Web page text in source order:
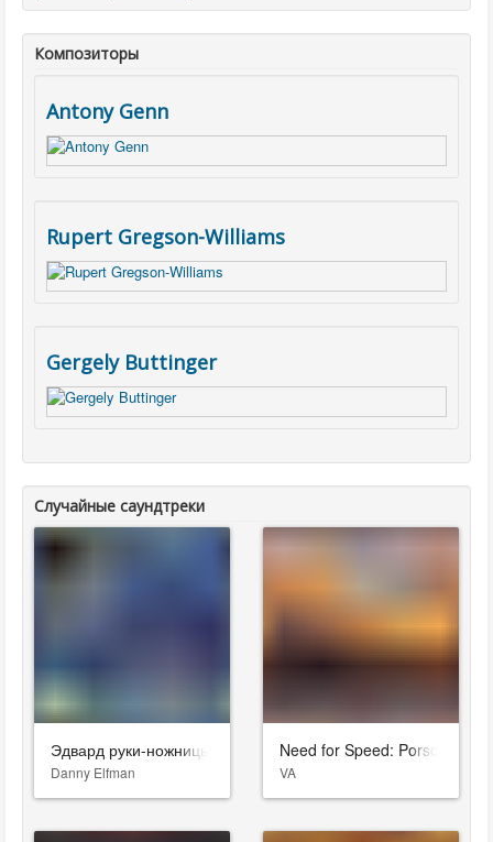
Композиторы
Antony Genn
Rupert Gregson-Williams
Gergely Buttinger
Случайные саундтреки
Эдвард руки-ножницы
Danny Elfman
Need for Speed: Porsche
VA